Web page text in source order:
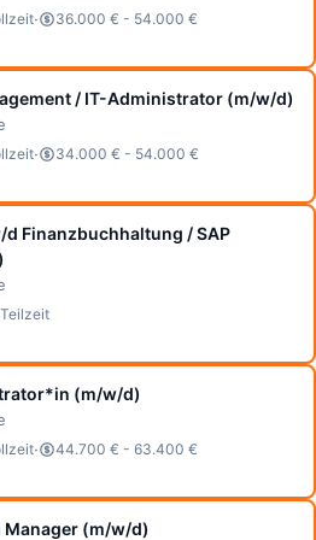
·
36.000 € - 54.000 €
/ IT-Administrator (m/w/d)
·
34.000 € - 54.000 €
Finanzbuchhaltung / SAP
Teilzeit
(m/w/d)
·
44.700 € - 63.400 €
Manager (m/w/d)